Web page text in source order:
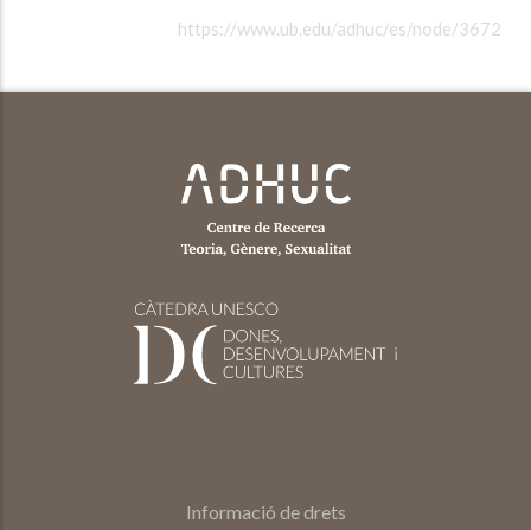
https://www.ub.edu/adhuc/es/node/3672
Informació de drets